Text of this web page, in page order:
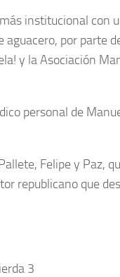
institucional
por parte
y la Asociación
personal de
Felipe y Paz,
republicano que
3